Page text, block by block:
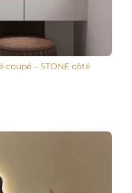
– STONE côté